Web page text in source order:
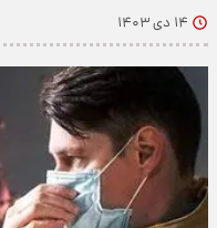
۱۴ دی ۱۴۰۳